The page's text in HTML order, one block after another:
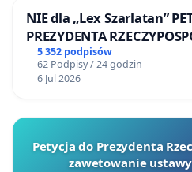
NIE dla „Lex Szarlatan”
PREZYDENTA
5 352 podpisów
62 Podpisy / 24 godzin
6 Jul 2026
Petycja do Prezydenta
zawetowanie